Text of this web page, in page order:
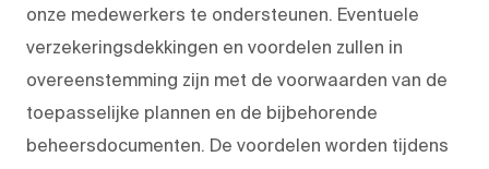
onze medewerkers te ondersteunen. Eventuele
verzekeringsdekkingen en voordelen zullen in
overeenstemming zijn met de voorwaarden van de
toepasselijke plannen en de bijbehorende
beheersdocumenten. De voordelen worden tijdens